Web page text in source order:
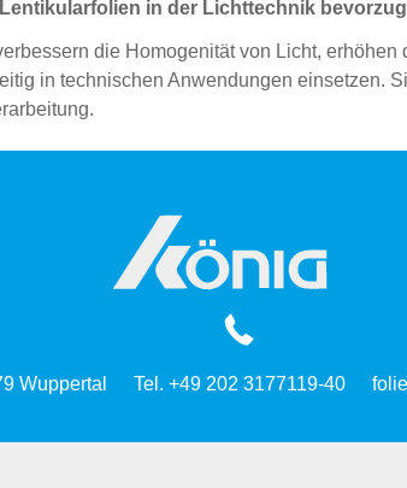
in der Lichttechnik
die Homogenität von Licht,
in technischen Anwendungen einsetzen.
Wuppertal Tel. +49 202 3177119-40